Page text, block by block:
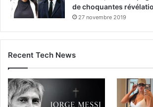
de choquantes
27 novembre 2019
Recent Tech News